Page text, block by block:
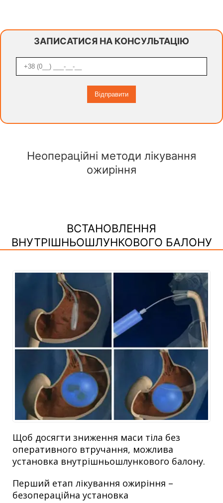
ЗАПИСАТИСЯ НА КОНСУЛЬТАЦІЮ
Неопераційні методи лікування
ожиріння
ВСТАНОВЛЕННЯ
ВНУТРІШНЬОШЛУНКОВОГО БАЛОНУ
Щоб досягти зниження маси тіла без
оперативного втручання, можлива
установка внутрішньошлункового балону.
Перший етап лікування ожиріння –
безопераційна установка